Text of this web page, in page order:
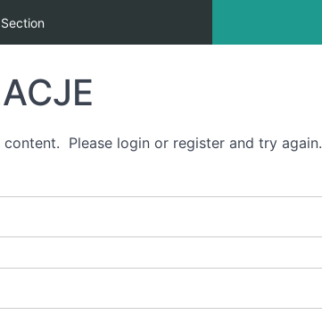
Please login or register and try again.